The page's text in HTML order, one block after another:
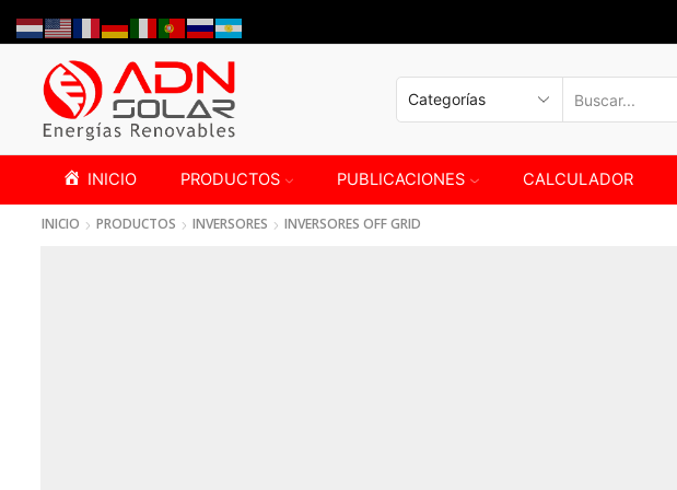
INICIO PRODUCTOS PUBLICACIONES CALCULADOR
INICIO PRODUCTOS INVERSORES INVERSORES OFF GRID